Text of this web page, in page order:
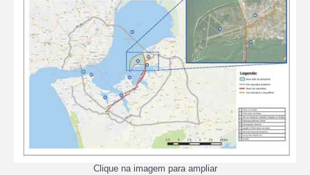
Clique na imagem para ampliar